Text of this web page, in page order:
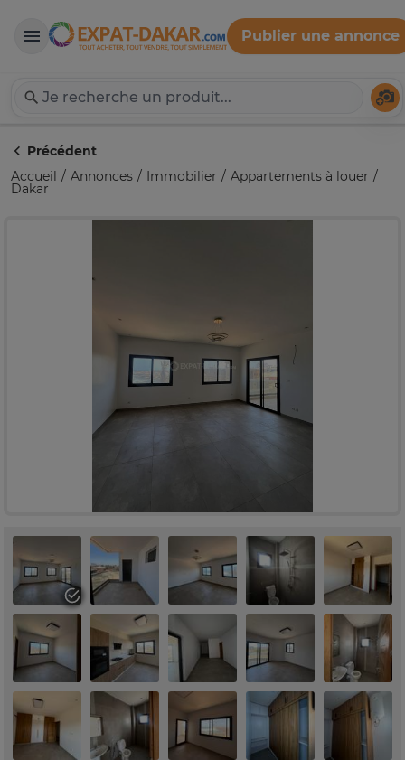
Expat-Dakar
Publier une annonce
Précédent
Accueil
Annonces Immobilier Appartements à louer
Dakar